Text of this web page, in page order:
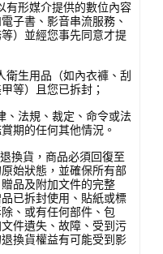
有形媒介提供的數位內容
子書、影音串流服務、
）並經您事先同意才提
衛生用品（如內衣褲、刮
等）且您已拆封；
、法規、裁定、命令或法
期的任何其他情況。
換貨，商品必須回復至
始狀態，並確保所有部
品及附加文件的完整
已拆封使用、貼紙或標
、或有任何部件、包
件遺失、故障、受到污
換貨權益有可能受到影